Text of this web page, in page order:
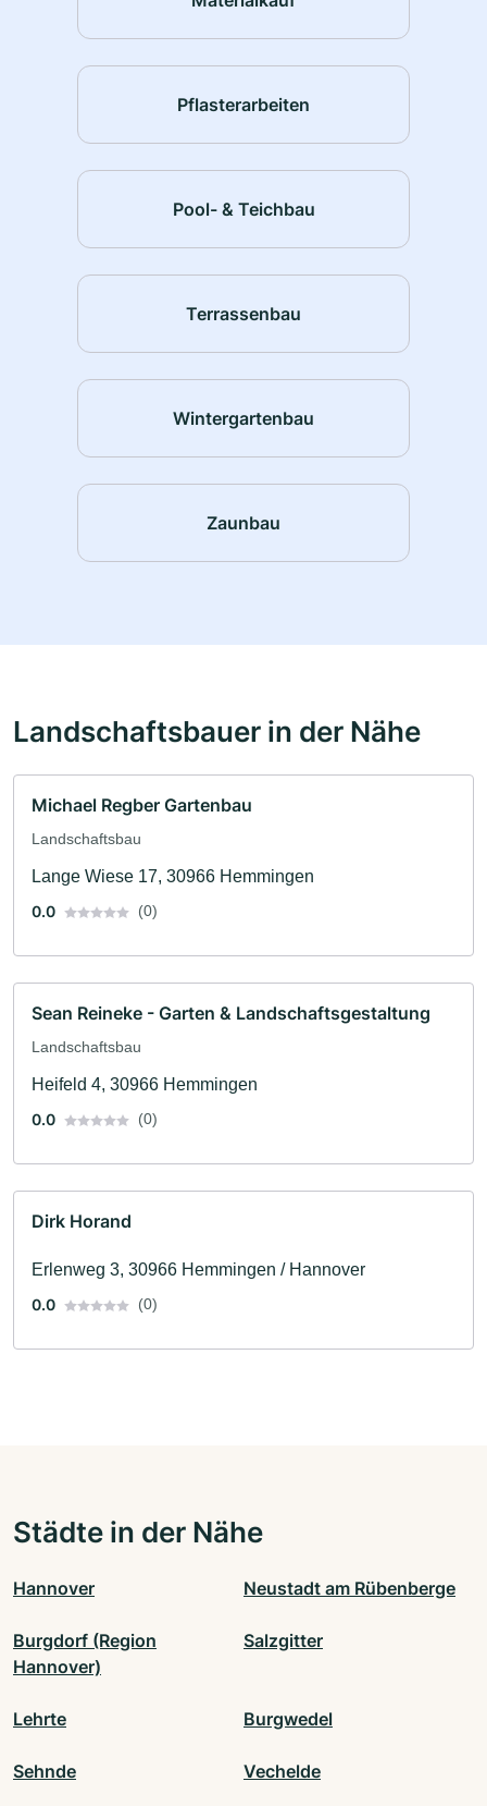
Pflasterarbeiten
Pool- & Teichbau
Terrassenbau
Wintergartenbau
Zaunbau
Landschaftsbauer in der Nähe
Michael Regber Gartenbau
Landschaftsbau
Lange Wiese 17, 30966 Hemmingen
0.0
(0)
Sean Reineke - Garten & Landschaftsgestaltung
Landschaftsbau
Heifeld 4, 30966 Hemmingen
0.0
(0)
Dirk Horand
Erlenweg 3, 30966 Hemmingen / Hannover
0.0
(0)
Städte in der Nähe
Hannover Neustadt am Rübenberge
Burgdorf (Region
Hannover)
Salzgitter
Lehrte Burgwedel
Sehnde Vechelde